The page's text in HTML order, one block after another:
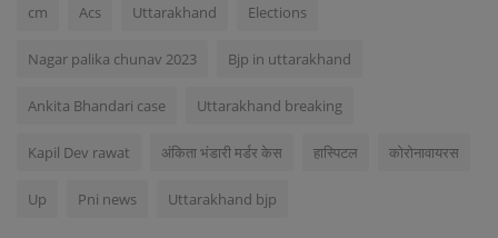
cm Acs Uttarakhand Elections
Nagar palika chunav 2023 Bjp in uttarakhand
Ankita Bhandari case Uttarakhand breaking
Kapil Dev rawat अंकिता भंडारी मर्डर केस हास्पिटल कोरोनावायरस
Up Pni news Uttarakhand bjp